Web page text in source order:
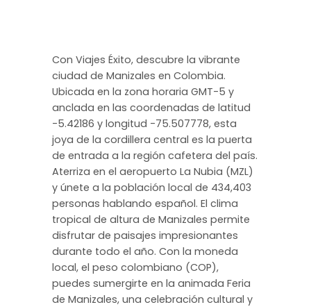
Con Viajes Éxito, descubre la vibrante
ciudad de Manizales en Colombia.
Ubicada en la zona horaria GMT-5 y
anclada en las coordenadas de latitud
-5.42186 y longitud -75.507778, esta
joya de la cordillera central es la puerta
de entrada a la región cafetera del país.
Aterriza en el aeropuerto La Nubia (MZL)
y únete a la población local de 434,403
personas hablando español. El clima
tropical de altura de Manizales permite
disfrutar de paisajes impresionantes
durante todo el año. Con la moneda
local, el peso colombiano (COP),
puedes sumergirte en la animada Feria
de Manizales, una celebración cultural y